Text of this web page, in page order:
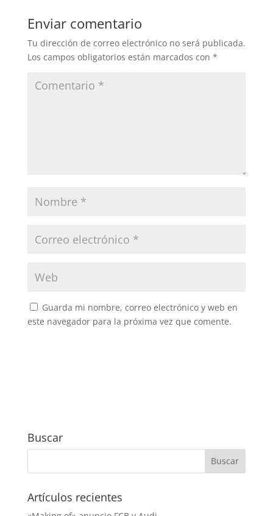
Enviar comentario
Tu dirección de correo electrónico no será publicada.
Los campos obligatorios están marcados con *
Guarda mi nombre, correo electrónico y web en
este navegador para la próxima vez que comente.
Buscar
Artículos recientes